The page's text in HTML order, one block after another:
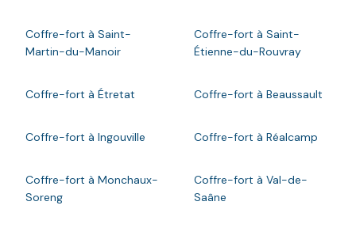
Coffre-fort à Saint-
Martin-du-Manoir
Coffre-fort à Saint-
Étienne-du-Rouvray
Coffre-fort à Étretat Coffre-fort à Beaussault
Coffre-fort à Ingouville Coffre-fort à Réalcamp
Coffre-fort à Monchaux-
Soreng
Coffre-fort à Val-de-
Saâne